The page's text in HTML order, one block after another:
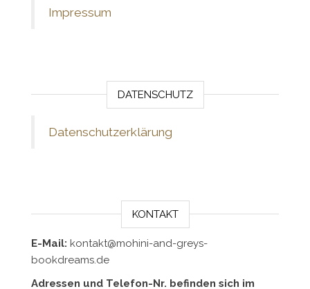
Impressum
DATENSCHUTZ
Datenschutzerklärung
KONTAKT
E-Mail: kontakt@mohini-and-greys-
bookdreams.de
Adressen und Telefon-Nr. befinden sich im